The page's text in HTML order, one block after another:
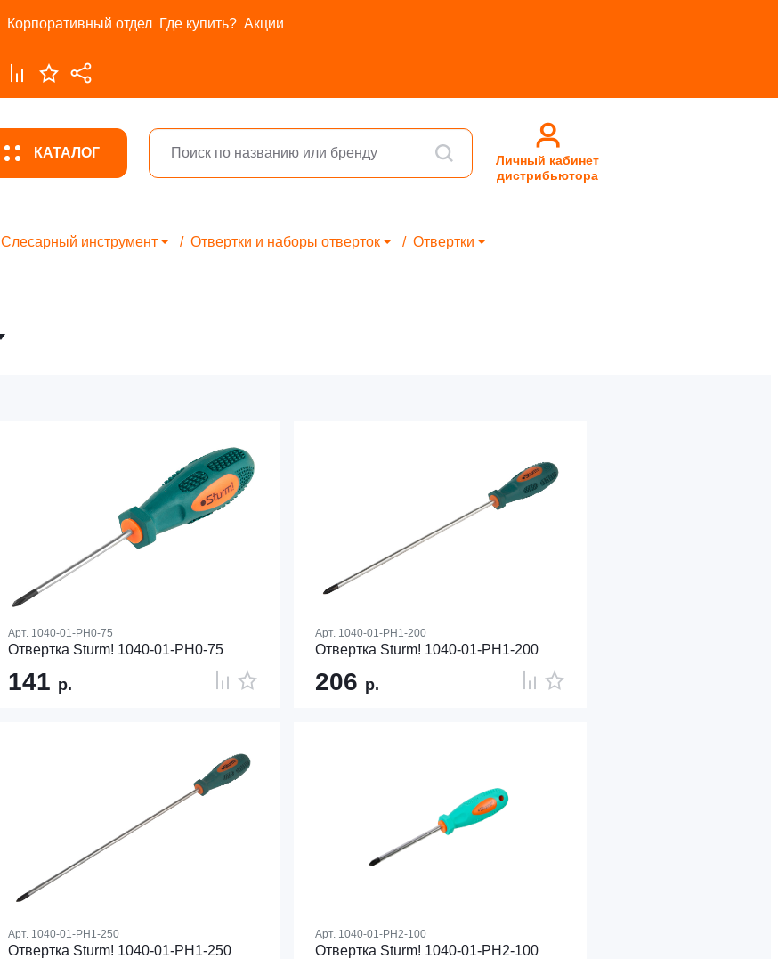
Корпоративный отдел Где купить? Акции
КАТАЛОГ
Личный кабинет
дистрибьютора
Слесарный инструмент Отвертки и наборы отверток Отвертки
Арт. 1040-01-PH0-75
Отвертка Sturm! 1040-01-PH0-75
141 р.
Арт. 1040-01-PH1-200
Отвертка Sturm! 1040-01-PH1-200
206 р.
Арт. 1040-01-PH1-250
Отвертка Sturm! 1040-01-PH1-250
Арт. 1040-01-PH2-100
Отвертка Sturm! 1040-01-PH2-100